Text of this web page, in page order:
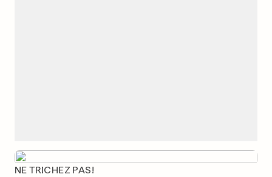
NE TRICHEZ PAS!